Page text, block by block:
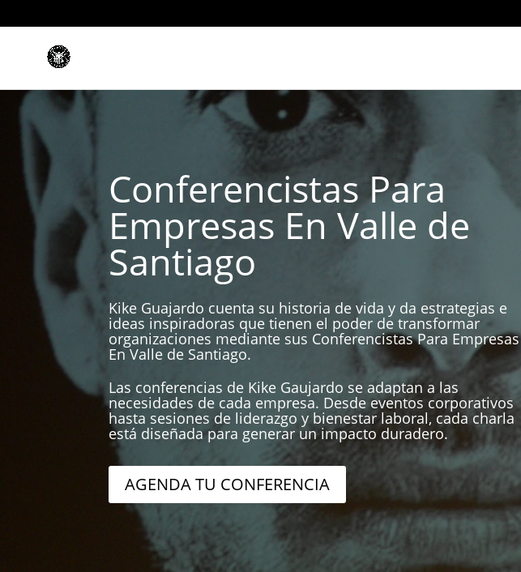
Conferencistas Para
Empresas En Valle de
Santiago
Kike Guajardo cuenta su historia de vida y da estrategias e
ideas inspiradoras que tienen el poder de transformar
organizaciones mediante sus Conferencistas Para Empresas
En Valle de Santiago.
Las conferencias de Kike Gaujardo se adaptan a las
necesidades de cada empresa. Desde eventos corporativos
hasta sesiones de liderazgo y bienestar laboral, cada charla
está diseñada para generar un impacto duradero.
AGENDA TU CONFERENCIA